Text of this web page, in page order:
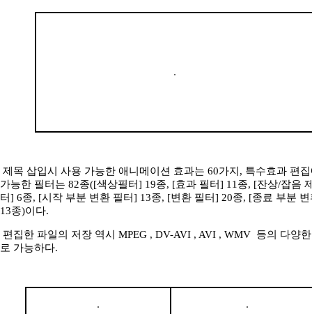
제목 삽입시 사용 가능한 애니메이션 효과는 60가지, 특수효과 편
가능한 필터는 82종([색상필터] 19종, [효과 필터] 11종, [잔상/잡음
터] 6종, [시작 부분 변환 필터] 13종, [변환 필터] 20종, [종료 부분
13종)이다.
편집한 파일의 저장 역시 MPEG , DV-AVI , AVI , WMV 등의 다양
로 가능하다.